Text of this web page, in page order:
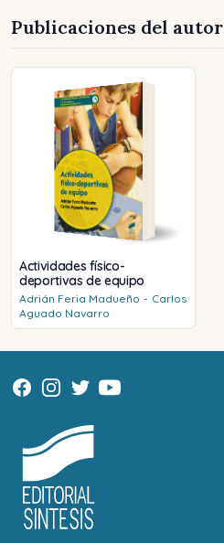
Publicaciones del autor
Actividades físico-
deportivas de equipo
Adrián Feria Madueño - Carlos
Aguado Navarro